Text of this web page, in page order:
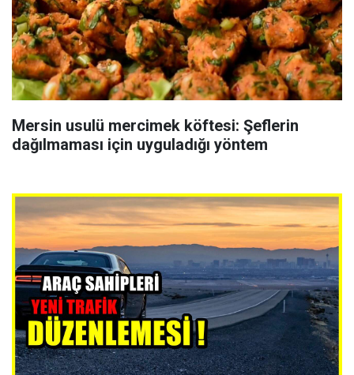
Mersin usulü mercimek köftesi: Şeflerin
dağılmaması için uyguladığı yöntem